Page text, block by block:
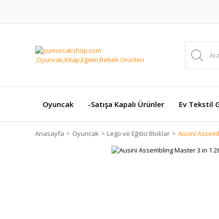
Oyuncak -Satışa Kapalı Ürünler Ev Tekstil
Anasayfa Oyuncak Lego ve Eğitici Bloklar Ausini